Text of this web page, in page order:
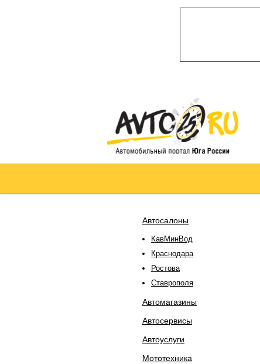
Автосалоны
КавМинВод
Краснодара
Ростова
Ставрополя
Автомагазины
Автосервисы
Автоуслуги
Мототехника